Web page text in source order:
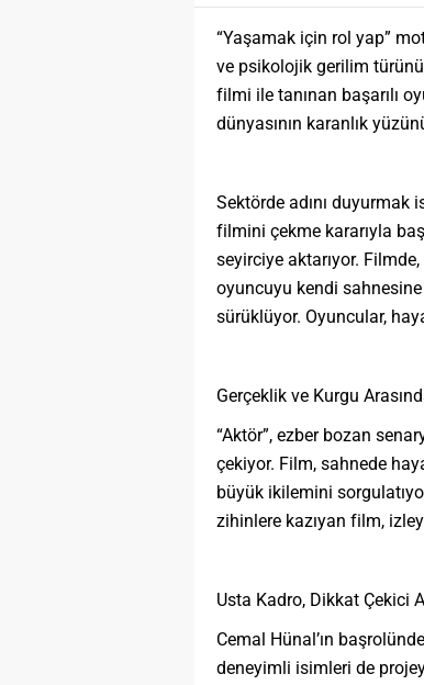
“Yaşamak için rol yap”
ve psikolojik gerilim
filmi ile tanınan başarılı
dünyasının karanlık
Sektörde adını
filmini çekme kararıyla
seyirciye aktarıyor.
oyuncuyu kendi sahnesine
sürüklüyor. Oyuncular,
Gerçeklik ve Kurgu
“Aktör”, ezber bozan
çekiyor. Film, sahnede
büyük ikilemini
zihinlere kazıyan film,
Usta Kadro, Dikkat Çekici
Cemal Hünal’ın
deneyimli isimleri de